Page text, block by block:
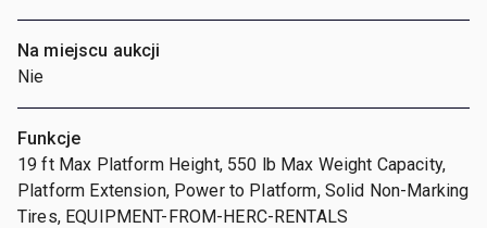
Na miejscu aukcji
Nie
Funkcje
19 ft Max Platform Height, 550 lb Max Weight Capacity,
Platform Extension, Power to Platform, Solid Non-Marking
Tires, EQUIPMENT-FROM-HERC-RENTALS